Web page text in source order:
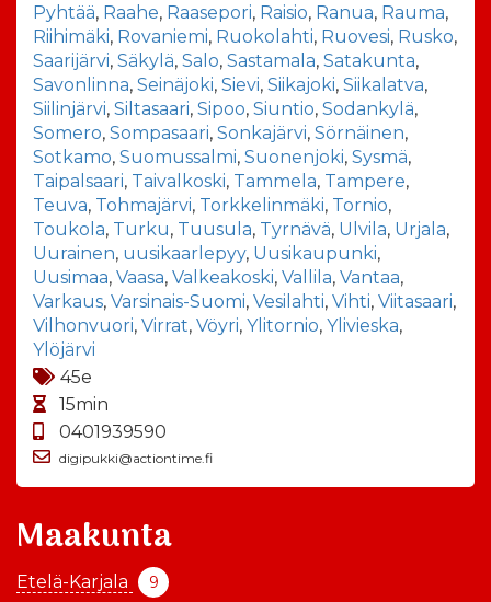
Pyhtää, Raahe, Raasepori, Raisio, Ranua, Rauma,
Riihimäki, Rovaniemi, Ruokolahti, Ruovesi, Rusko,
Saarijärvi, Säkylä, Salo, Sastamala, Satakunta,
Savonlinna, Seinäjoki, Sievi, Siikajoki, Siikalatva,
Siilinjärvi, Siltasaari, Sipoo, Siuntio, Sodankylä,
Somero, Sompasaari, Sonkajärvi, Sörnäinen,
Sotkamo, Suomussalmi, Suonenjoki, Sysmä,
Taipalsaari, Taivalkoski, Tammela, Tampere,
Teuva, Tohmajärvi, Torkkelinmäki, Tornio,
Toukola, Turku, Tuusula, Tyrnävä, Ulvila, Urjala,
Uurainen, uusikaarlepyy, Uusikaupunki,
Uusimaa, Vaasa, Valkeakoski, Vallila, Vantaa,
Varkaus, Varsinais-Suomi, Vesilahti, Vihti, Viitasaari,
Vilhonvuori, Virrat, Vöyri, Ylitornio, Ylivieska,
Ylöjärvi
45e
15min
0401939590
digipukki@actiontime.fi
Maakunta
Etelä-Karjala 9